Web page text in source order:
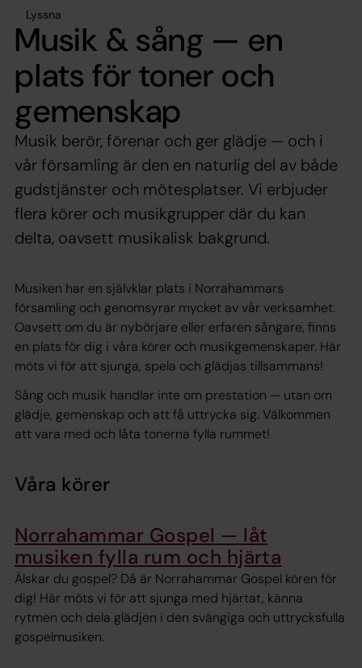
Lyssna
Musik & sång — en
plats för toner och
gemenskap
Musik berör, förenar och ger glädje — och i
vår församling är den en naturlig del av både
gudstjänster och mötesplatser. Vi erbjuder
flera körer och musikgrupper där du kan
delta, oavsett musikalisk bakgrund.
Musiken har en självklar plats i Norrahammars
församling och genomsyrar mycket av vår verksamhet.
Oavsett om du är nybörjare eller erfaren sångare, finns
en plats för dig i våra körer och musikgemenskaper. Här
möts vi för att sjunga, spela och glädjas tillsammans!
Sång och musik handlar inte om prestation — utan om
glädje, gemenskap och att få uttrycka sig. Välkommen
att vara med och låta tonerna fylla rummet!
Våra körer
Norrahammar Gospel — låt
musiken fylla rum och hjärta
Älskar du gospel? Då är Norrahammar Gospel kören för
dig! Här möts vi för att sjunga med hjärtat, känna
rytmen och dela glädjen i den svängiga och uttrycksfulla
gospelmusiken.